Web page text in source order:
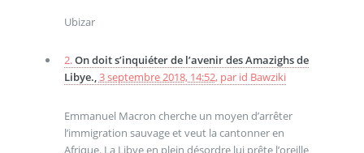
Ubizar
2.On doit s’inquiéter de l’avenir des Amazighs de
Libye.,3 septembre 2018, 14:52, par id Bawziki
Emmanuel Macron cherche un moyen d’arrêter
l’immigration sauvage et veut la cantonner en
Afrique. La Libye en plein désordre lui prête l’oreille